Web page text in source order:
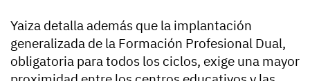
Yaiza detalla además que la implantación
generalizada de la Formación Profesional Dual,
obligatoria para todos los ciclos, exige una mayor